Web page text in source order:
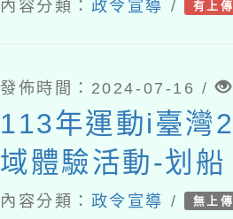
簡章
內容分類： 政令宣導 / 有上
發佈時間：2024-07-16 /
113年運動i臺灣
域體驗活動-划
SUP立板划槳體
內容分類： 政令宣導 / 無上